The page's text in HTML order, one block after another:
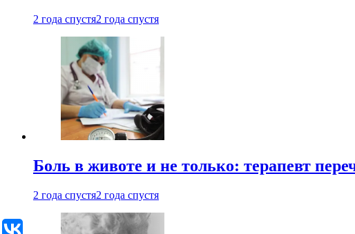
2 года спустя2 года спустя
Боль в животе и не только: терапевт
2 года спустя2 года спустя